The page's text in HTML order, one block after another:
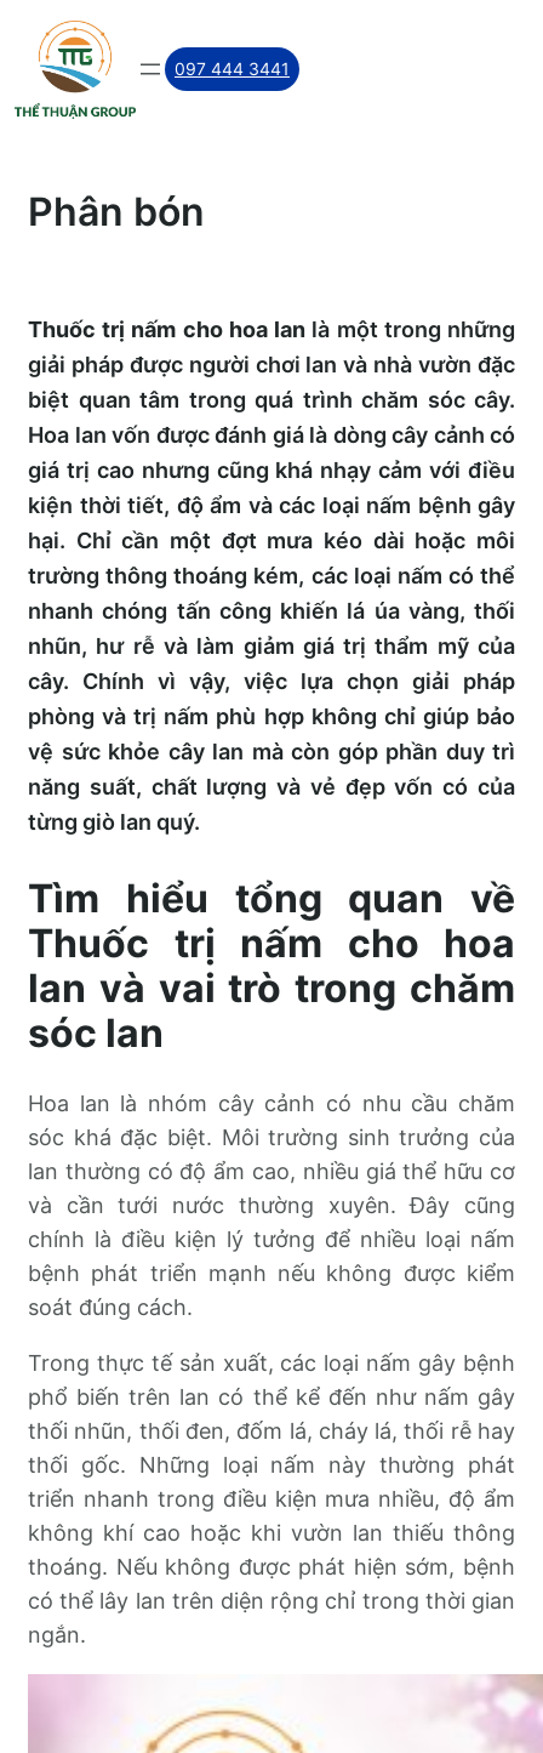
Skip
content
097 444 3441
Phân bón
Thuốc trị nấm cho hoa lan là một trong những
giải pháp được người chơi lan và nhà vườn đặc
biệt quan tâm trong quá trình chăm sóc cây.
Hoa lan vốn được đánh giá là dòng cây cảnh có
giá trị cao nhưng cũng khá nhạy cảm với điều
kiện thời tiết, độ ẩm và các loại nấm bệnh gây
hại. Chỉ cần một đợt mưa kéo dài hoặc môi
trường thông thoáng kém, các loại nấm có thể
nhanh chóng tấn công khiến lá úa vàng, thối
nhũn, hư rễ và làm giảm giá trị thẩm mỹ của
cây. Chính vì vậy, việc lựa chọn giải pháp
phòng và trị nấm phù hợp không chỉ giúp bảo
vệ sức khỏe cây lan mà còn góp phần duy trì
năng suất, chất lượng và vẻ đẹp vốn có của
từng giò lan quý.
Tìm hiểu tổng quan về
Thuốc trị nấm cho hoa
lan và vai trò trong chăm
sóc lan
Hoa lan là nhóm cây cảnh có nhu cầu chăm
sóc khá đặc biệt. Môi trường sinh trưởng của
lan thường có độ ẩm cao, nhiều giá thể hữu cơ
và cần tưới nước thường xuyên. Đây cũng
chính là điều kiện lý tưởng để nhiều loại nấm
bệnh phát triển mạnh nếu không được kiểm
soát đúng cách.
Trong thực tế sản xuất, các loại nấm gây bệnh
phổ biến trên lan có thể kể đến như nấm gây
thối nhũn, thối đen, đốm lá, cháy lá, thối rễ hay
thối gốc. Những loại nấm này thường phát
triển nhanh trong điều kiện mưa nhiều, độ ẩm
không khí cao hoặc khi vườn lan thiếu thông
thoáng. Nếu không được phát hiện sớm, bệnh
có thể lây lan trên diện rộng chỉ trong thời gian
ngắn.